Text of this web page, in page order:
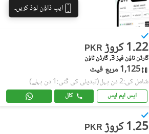
ایپ ڈاؤن لوڈ کریں۔
PKR 1.22 کروڑ
گارڈن ٹاؤن فیز 3, گارڈن ٹاؤن
1,125 مربع فیٹ
شامل کی:2 دن پہل (تبدیلی کی گئی:1 دن پہلے)
ایس ایم ایس کال
PKR 1.25 کروڑ